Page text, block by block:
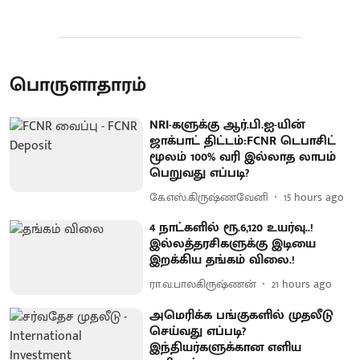
பொருளாதாரம்
NRI-களுக்கு ஆர்.பி.ஐ-யின்
ஜாக்பாட் திட்டம்:FCNR டெபாசிட்
மூலம் 100% வரி இல்லாத லாபம்
பெறுவது எப்படி?
கே.எஸ்.கிருஷ்ணவேனி 15 hours ago
4 நாட்களில் ரூ.6,120 உயர்வு..!
இல்லத்தரசிகளுக்கு இடியை
இறக்கிய தங்கம் விலை.!
ரா.வ.பாலகிருஷ்ணன் 21 hours ago
அமெரிக்க பங்குகளில் முதலீடு
செய்வது எப்படி?
இந்தியர்களுக்கான எளிய